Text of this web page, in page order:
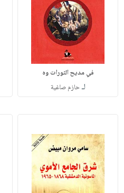
في مديح الثورات وه
لـحازم صاغية